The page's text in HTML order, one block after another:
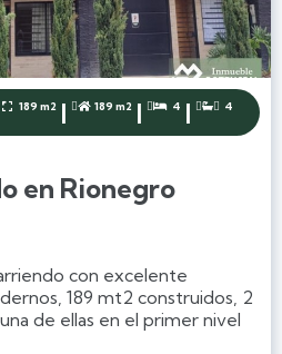
 189 m2 |  189 m2 |  4 |  4
en Rionegro
con excelente
189 mt2 construidos, 2
de ellas en el primer nivel